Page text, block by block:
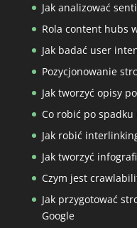
Jak analizować
Rola content hubs
Jak badać user
Pozycjonowanie
Jak tworzyć opisy
Co robić po
Jak robić
Jak tworzyć
Czym jest
Jak przygotować
Google